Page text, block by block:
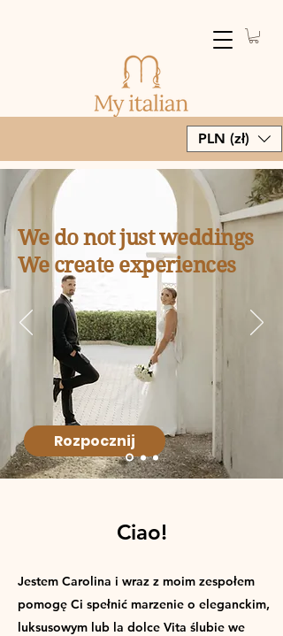
PLN (zł)
We do not just weddings
We create experiences
Rozpocznij
Ciao!
Jestem Carolina i wraz z moim zespołem
pomogę Ci spełnić marzenie o eleganckim,
luksusowym lub la dolce Vita ślubie we